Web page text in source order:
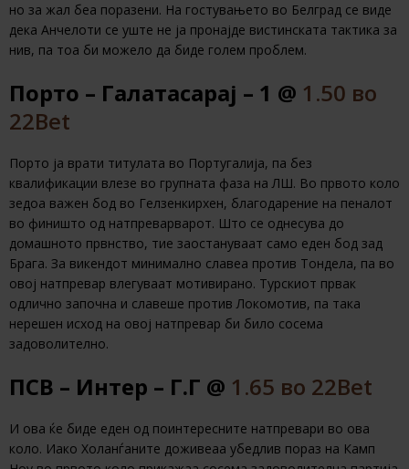
но за жал беа поразени. На гостувањето во Белград се виде
дека Анчелоти се уште не ја пронајде вистинската тактика за
нив, па тоа би можело да биде голем проблем.
Порто – Галатасарај – 1 @ 1.50 во
22Bet
Порто ја врати титулата во Португалија, па без
квалификации влезе во групната фаза на ЛШ. Во првото коло
зедоа важен бод во Гелзенкирхен, благодарение на пеналот
во финишто од натпреварварот. Што се однесува до
домашното првнство, тие заостануваат само еден бод зад
Брага. За викендот минимално славеа против Тондела, па во
овој натпревар влегуваат мотивирано. Турскиот првак
одлично започна и славеше против Локомотив, па така
нерешен исход на овој натпревар би било сосема
задоволително.
ПСВ – Интер – Г.Г @ 1.65 во 22Bet
И ова ќе биде еден од поинтересните натпревари во ова
коло. Иако Холанѓаните доживеаа убедлив пораз на Камп